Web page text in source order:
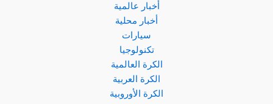
أخبار عالمية
أخبار محلية
سيارات
تكنولوجيا
الكرة العالمية
الكرة العربية
الكرة الأوروبية